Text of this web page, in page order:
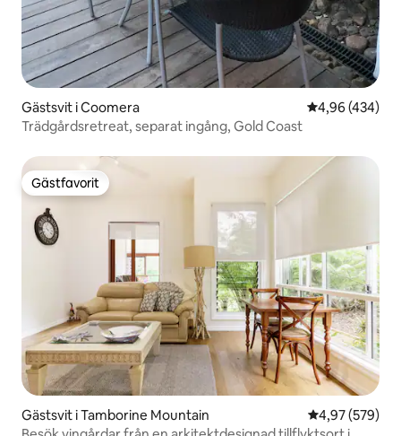
Gästsvit i Coomera 4,96 av 5 i
4,96 (434)
Trädgårdsretreat, separat ingång, Gold Coast
Gästfavorit
Gästfavorit
Gästsvit i Tamborine Mountain 4,97 av 5 i
4,97 (579)